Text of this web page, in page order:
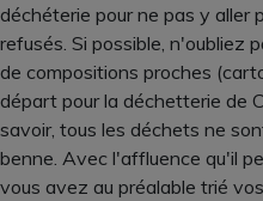
déchéterie pour ne pas y aller
refusés. Si possible, n'oubliez
de compositions proches
départ pour la déchetterie de
savoir, tous les déchets ne
benne. Avec l'affluence qu'il
vous avez au préalable trié